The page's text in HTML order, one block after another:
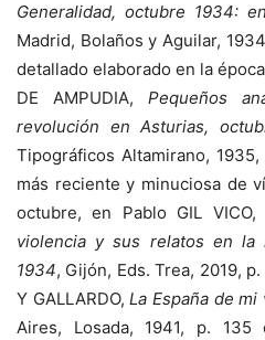
Generalidad, octubre 1934:
Madrid, Bolaños y Aguilar,
detallado elaborado en la
DE AMPUDIA,Pequeños
revolución en Asturias,
Tipográficos Altamirano,
más reciente y minuciosa de
octubre, en Pablo GIL VICO,
violencia y sus relatos en la
1934, Gijón, Eds. Trea, 2019,
Y GALLARDO,La España de
Aires, Losada, 1941, p.